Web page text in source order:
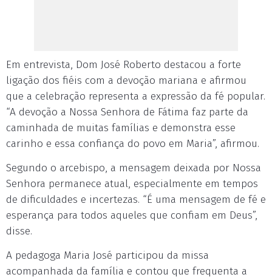
Em entrevista, Dom José Roberto destacou a forte
ligação dos fiéis com a devoção mariana e afirmou
que a celebração representa a expressão da fé popular.
“A devoção a Nossa Senhora de Fátima faz parte da
caminhada de muitas famílias e demonstra esse
carinho e essa confiança do povo em Maria”, afirmou.
Segundo o arcebispo, a mensagem deixada por Nossa
Senhora permanece atual, especialmente em tempos
de dificuldades e incertezas. “É uma mensagem de fé e
esperança para todos aqueles que confiam em Deus”,
disse.
A pedagoga Maria José participou da missa
acompanhada da família e contou que frequenta a